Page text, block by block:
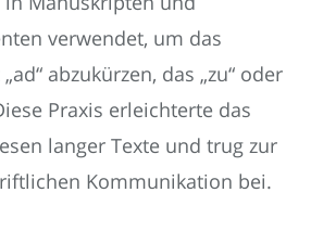
verwendet, um das
abzukürzen, das „zu“ oder
Praxis erleichterte das
langer Texte und trug zur
Kommunikation bei.